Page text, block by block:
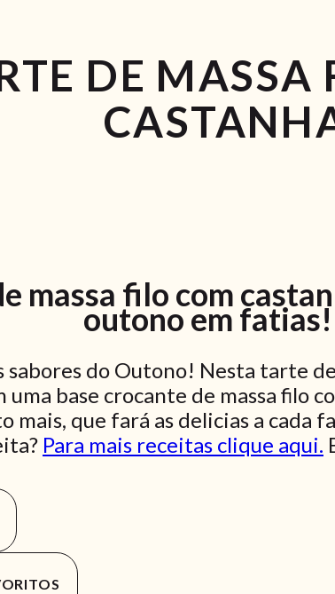
DE MASSA
massa filo com
outono em fatias!
sabores do Outono! Nesta tarte
uma base crocante de massa filo
mais, que fará as delicias a cada
Para mais receitas clique aqui.